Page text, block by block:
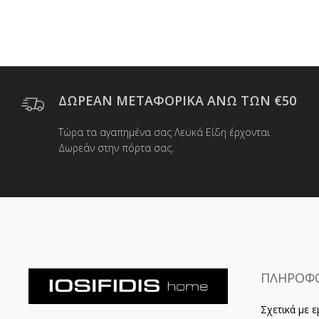
ΔΩΡΕΑΝ ΜΕΤΑΦΟΡΙΚΑ ΑΝΩ ΤΩΝ €50
Τώρα τα αγαπημένα σας Λευκά Είδη έρχονται
Δωρεάν στην πόρτα σας.
Σχετικά με